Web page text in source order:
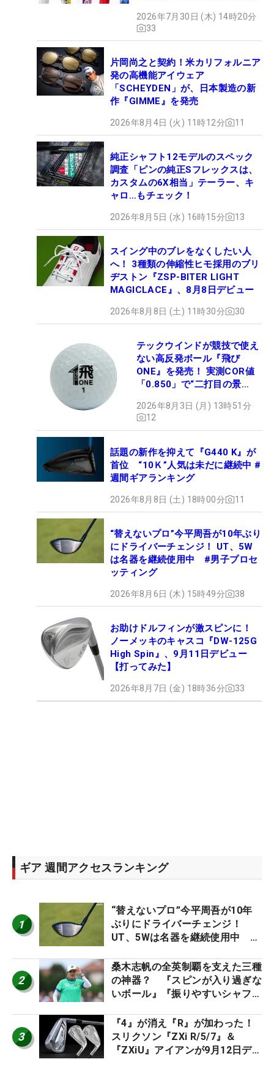
2026年7月30日 (木) 14時20分
33
片岡尚之と契約！米カリフォルニア
発の高機能アイウェア
「SCHEYDEN」が、日本製造の新
作『GIMME』を発売
2026年8月4日 (火) 11時12分 11
純正シャフト12モデルのスペック
調査「ピンの純正Sフレックスは、
カスタムの6X相当」テーラー、キ
ャロ…もチェック！
2026年8月5日 (水) 16時15分 13
スイング中のブレをなくしたい人
へ！ 3種類の伸縮性ヒモ採用のブリ
ヂストン『ZSP-BITER LIGHT
MAGICLACE』、8月8日デビュー
2026年8月8日 (土) 11時30分 30
テックウインドが競技で使え
ない高反発ボール『飛び
ONE』を発売！ 実測COR値
「0.850」で“二打目の景
2026年8月3日 (月) 13時51分
12
話題の新作を抑えて『G440 K』が
首位 “10Ｋ”人気は未だに継続中 #
週間ギアランキング
2026年8月8日 (土) 18時00分 11
“替えないプロ”今平周吾が10年ぶり
にドライバーチェンジ！ UT、5W
は名器を継続使用中 #男子プロセ
ッティング
2026年8月6日 (木) 15時49分 38
お助けドルフィンが激スピンに！
ノーメッキのキャスコ『DW-125G
High Spin』、9月11日デビュー
【打ってみた】
2026年8月7日 (金) 18時36分 33
ギア 週間アクセスランキング
1
“替えないプロ”今平周吾が10年
ぶりにドライバーチェンジ！
UT、5Wは名器を継続使用中 #
2
桑木志帆の全英制覇を支えた三種
の神器？ 『スピンが入り過ぎな
いボール』『振りやすいシャフ
ー』 #女子プロセッティング
3
『4』が消え『R』が加わった！
スリクソン『ZXi R/5/7』＆
『ZXiU』アイアンが9月12日デ